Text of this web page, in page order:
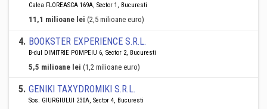
Calea FLOREASCA 169A, Sector 1, Bucuresti
11,1 milioane lei (2,5 milioane euro)
4. BOOKSTER EXPERIENCE S.R.L.
B-dul DIMITRIE POMPEIU 6, Sector 2, Bucuresti
5,5 milioane lei (1,2 milioane euro)
5. GENIKI TAXYDROMIKI S.R.L.
Sos. GIURGIULUI 230A, Sector 4, Bucuresti